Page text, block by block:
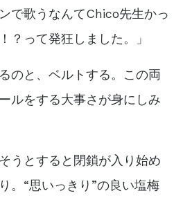
で歌うなんてChico先生かっ
？って発狂しました。」
のと、ベルトする。この両
ルをする大事さが身にしみ
うとすると閉鎖が入り始め
。“思いっきり”の良い塩梅